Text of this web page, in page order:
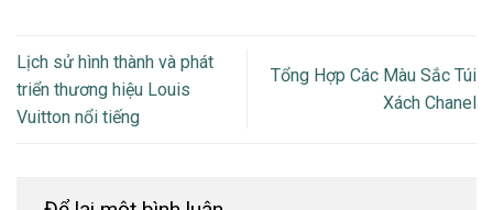
Lịch sử hình thành và phát
triển thương hiệu Louis
Vuitton nổi tiếng
Tổng Hợp Các Màu Sắc Túi
Xách Chanel